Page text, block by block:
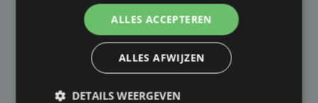
Taalfout opgemerkt?
Heb je een taal- of schrijffout opgemerkt in dit
artikel?
ALLES ACCEPTEREN
ALLES AFWIJZEN
DETAILS WEERGEVEN